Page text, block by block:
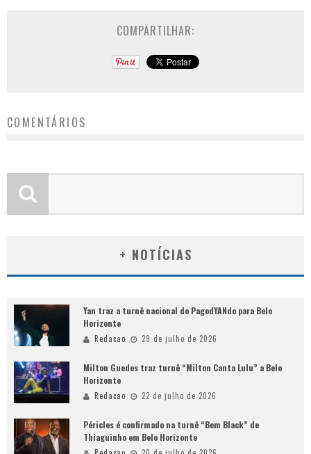
COMPARTILHAR:
COMENTÁRIOS
+ NOTÍCIAS
Yan traz a turnê nacional do PagodYANdo para Belo
Horizonte
Redacao 29 de julho de 2026
Milton Guedes traz turnê “Milton Canta Lulu” a Belo
Horizonte
Redacao 22 de julho de 2026
Péricles é confirmado na turnê “Bem Black” de
Thiaguinho em Belo Horizonte